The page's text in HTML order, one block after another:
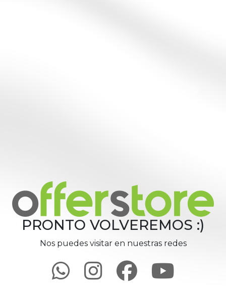
PRONTO VOLVEREMOS :)
Nos puedes visitar en nuestras redes